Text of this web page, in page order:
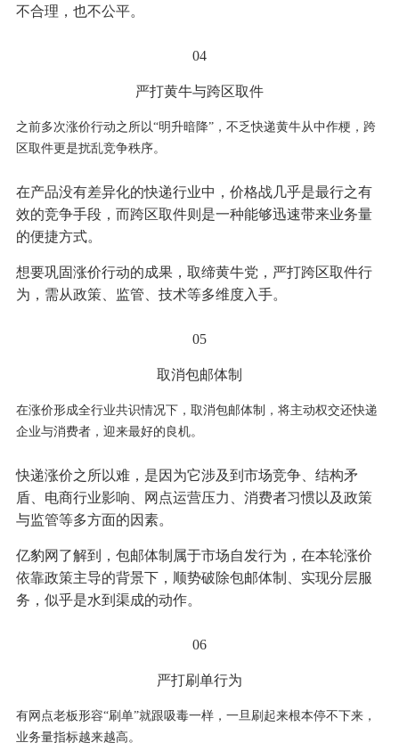
不合理，也不公平。
04
严打黄牛与跨区取件
之前多次涨价行动之所以“明升暗降”，不乏快递黄牛从中作梗，跨
区取件更是扰乱竞争秩序。
在产品没有差异化的快递行业中，价格战几乎是最行之有
效的竞争手段，而跨区取件则是一种能够迅速带来业务量
的便捷方式。
想要巩固涨价行动的成果，取缔黄牛党，严打跨区取件行
为，需从政策、监管、技术等多维度入手。
05
取消包邮体制
在涨价形成全行业共识情况下，取消包邮体制，将主动权交还快递
企业与消费者，迎来最好的良机。
快递涨价之所以难，是因为它涉及到市场竞争、结构矛
盾、电商行业影响、网点运营压力、消费者习惯以及政策
与监管等多方面的因素。
亿豹网了解到，包邮体制属于市场自发行为，在本轮涨价
依靠政策主导的背景下，顺势破除包邮体制、实现分层服
务，似乎是水到渠成的动作。
06
严打刷单行为
有网点老板形容“刷单”就跟吸毒一样，一旦刷起来根本停不下来，
业务量指标越来越高。